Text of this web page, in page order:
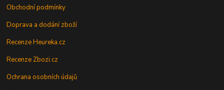
Obchodní podmínky
Doprava a dodání zboží
Recenze Heureka.cz
Recenze Zbozi.cz
Ochrana osobních údajů